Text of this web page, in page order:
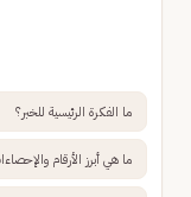
ما الفكرة الرئيسية للخبر؟
ما هي أبرز الأرقام